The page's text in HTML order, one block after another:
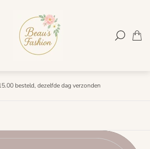
Winkel
logo"
Lijst.
besteld, dezelfde dag verzonden